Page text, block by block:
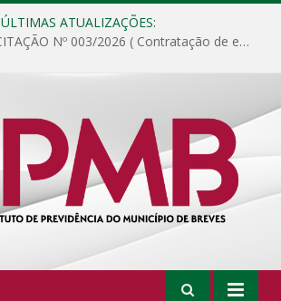
ÚLTIMAS ATUALIZAÇÕES:
DISPENSA DE LICITAÇÃO Nº 003/2026 ( Contratação de empresa para fornecimento de gêneros alimentícios não perecíveis, materiais de expediente, descartáveis, copa e cozinha, para análise e posterior publicação.)